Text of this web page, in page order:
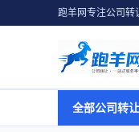
跑羊网专注公司转
全部公司转